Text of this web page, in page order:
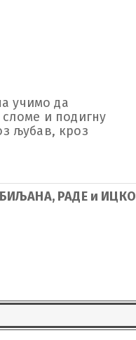
учимо да
и подигну
љубав, кроз
БИЉАНА, РАДЕ и ИЦКО